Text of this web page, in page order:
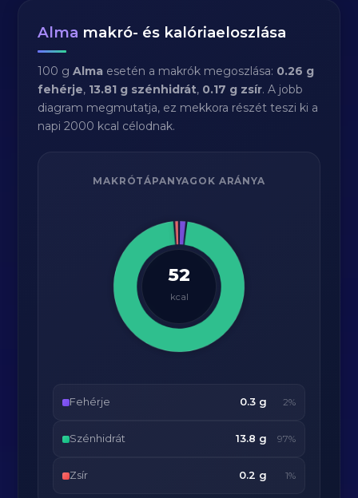
Alma makró- és kalóriaeloszlása
100 gAlma esetén a makrók megoszlása: 0.26 g
fehérje, 13.81 g szénhidrát, 0.17 g zsír. A jobb
diagram megmutatja, ez mekkora részét teszi ki a
napi 2000 kcal célodnak.
MAKRÓTÁPANYAGOK ARÁNYA
52
kcal
Fehérje 0.3 g 2%
Szénhidrát 13.8 g 97%
Zsír 0.2 g 1%